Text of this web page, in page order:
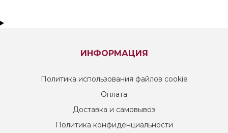
ИНФОРМАЦИЯ
Политика использования файлов cookie
Оплата
Доставка и самовывоз
Политика конфиденциальности